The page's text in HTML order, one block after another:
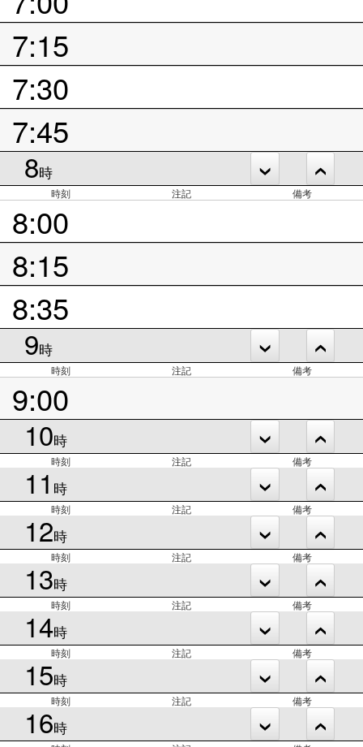
7:15
7:30
7:45
8時
時刻 注記 備考
8:00
8:15
8:35
9時
時刻 注記 備考
9:00
10時
時刻 注記 備考
11 時
時刻 注記 備考
12時
時刻 注記 備考
13時
時刻 注記 備考
14時
時刻 注記 備考
15時
時刻 注記 備考
16時